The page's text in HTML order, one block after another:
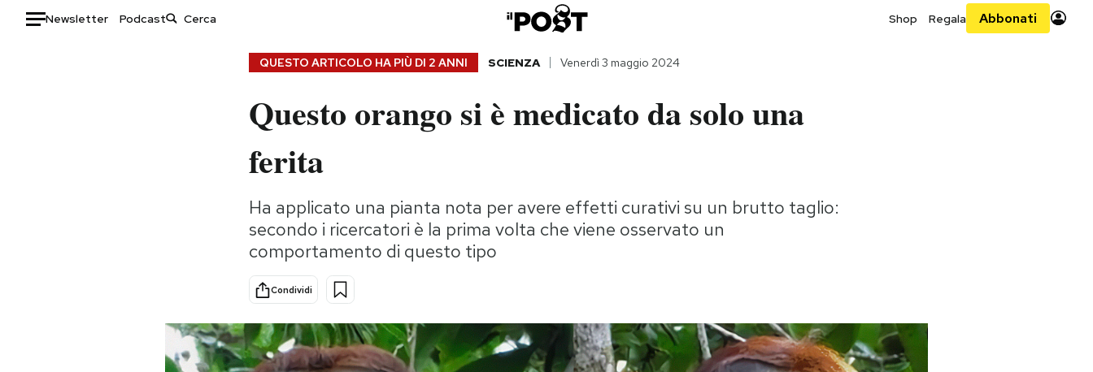
Newsletter Podcast Shop Regala Abbonati
Storie/Idee
Ok Boomer!
Altrecose
Mondiali calcio 2026
QUESTO ARTICOLO HA PIÙ DI 2 ANNI SCIENZA Venerdì 3 maggio 2024
Questo orango si è medicato da solo una
ferita
Ha applicato una pianta nota per avere effetti curativi su un brutto taglio:
secondo i ricercatori è la prima volta che viene osservato un
comportamento di questo tipo
Condividi